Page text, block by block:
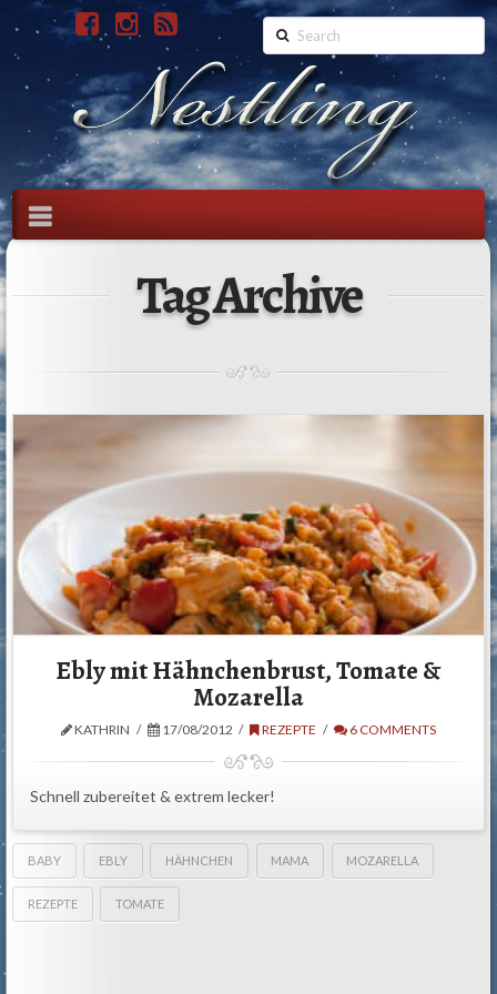
Search
Navigation
Tag Archive
Ebly mit Hähnchenbrust, Tomate &
Mozarella
KATHRIN 17/08/2012 REZEPTE 6 COMMENTS
Schnell zubereitet & extrem lecker!
BABY EBLY HÄHNCHEN MAMA MOZARELLA
REZEPTE TOMATE